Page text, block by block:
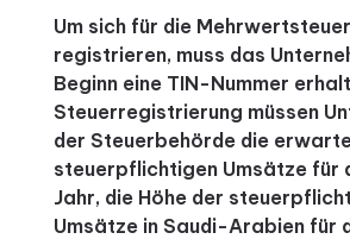
Um sich für die
registrieren, muss das
Beginn eine TIN-Nummer
Steuerregistrierung müssen
der Steuerbehörde die
steuerpflichtigen Umsätze für
Jahr, die Höhe der
Umsätze in Saudi-Arabien für